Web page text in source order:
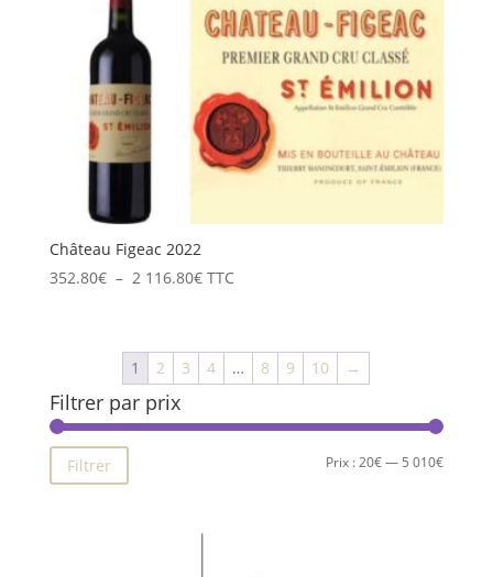
à
2
160.00€
Château Figeac 2022
352.80€ – 2 116.80€Plage
352.80€
à
116.80€
TTC
1 2 3 4 … 8 9 10 →
Filtrer par prix
Prix
Prix
Filtrer Prix :20€— 5 010€